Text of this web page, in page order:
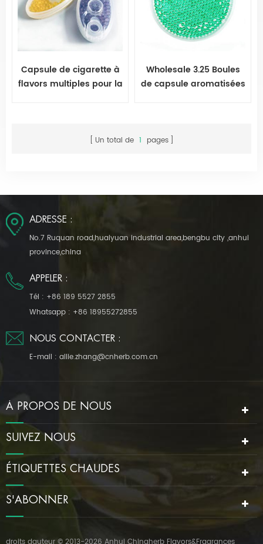
Capsule de cigarette à
flavors multiples pour la
Wholesale 3.25 Boules
de capsule aromatisées
Un total de 1 pages
ADRESSE :
No.7 Ruquan road,huaiyuan industrial area,bengbu city ,anhui
province,china
APPELER :
Tél : +86 189 5527 2855
Whatsapp : +86 18955272855
NOUS CONTACTER :
E-mail : allie.zhang@cnherb.com.cn
À PROPOS DE NOUS
SUIVEZ NOUS
ÉTIQUETTES CHAUDES
S'ABONNER
droits dauteur © 2013-2026 Anhui Chinaherb Flavors&Fragrances